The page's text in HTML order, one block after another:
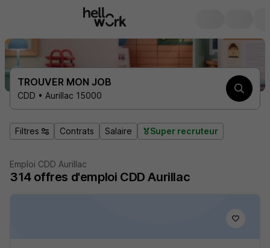
TROUVER MON JOB
CDD • Aurillac 15000
Filtres Contrats Salaire Super recruteur
Emploi CDD Aurillac
314 offres d'emploi CDD Aurillac